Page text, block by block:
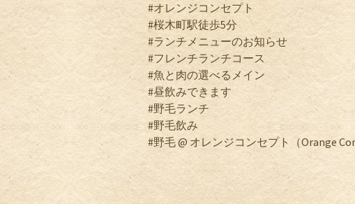
#オレンジコンセプト
#桜木町駅徒歩5分
#ランチメニューのお知らせ
#フレンチランチコース
#魚と肉の選べるメイン
#昼飲みできます
#野毛ランチ
#野毛飲み
#野毛 @ オレンジコンセプト（Orange